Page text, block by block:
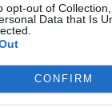
opt-out of
Data that Is
CONFIRM
TAGS